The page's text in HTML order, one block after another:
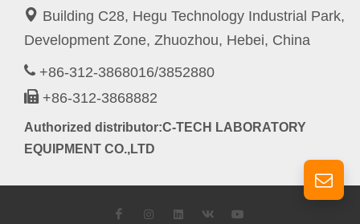
Building C28, Hegu Technology Industrial Park,
Development Zone, Zhuozhou, Hebei, China
+86-312-3868016/3852880
+86-312-3868882
Authorized distributor:C-TECH LABORATORY
EQUIPMENT CO.,LTD
FacebookInstagramLinkedIn
VK YouTube